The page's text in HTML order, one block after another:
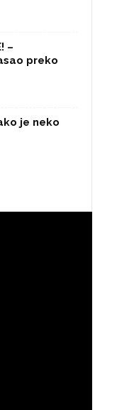
–
preko
je neko